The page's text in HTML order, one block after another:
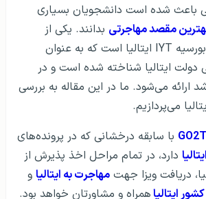
باعث شده است دانشجویان بسیاری
مقصد مهاجرتی بدانند. یکی از
بورسیه‌های ایتالیا، بورسیه IYT ایتالیا است که به عنوان
دولت ایتالیا شناخته شده است و در
ارائه می‌شود. ما در این مقاله به بررسی
با سابقه درخشانی که در پرونده‌های
دارد، در تمام مراحل اخذ پذیرش از
دریافت ویزا جهتمهاجرت به ایتالیا و
کشور ایتالیاهمراه و مشاورتان خواهد بود.